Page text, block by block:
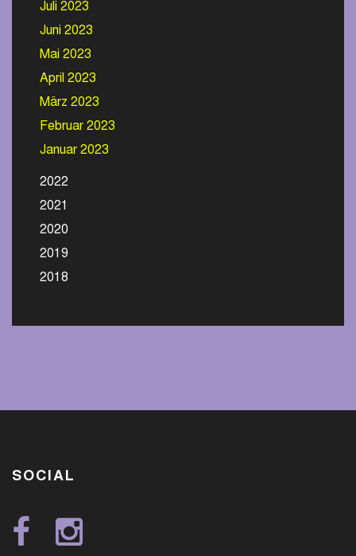
Juli 2023
Juni 2023
Mai 2023
April 2023
März 2023
Februar 2023
Januar 2023
2022
2021
2020
2019
2018
SOCIAL